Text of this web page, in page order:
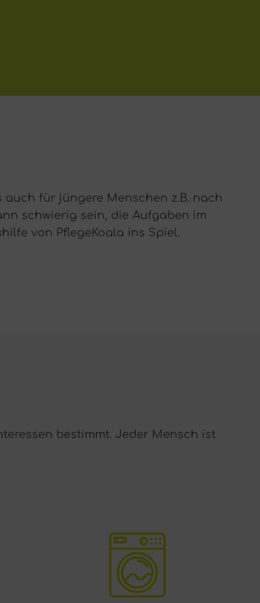
für jüngere Menschen z.B. nach
schwierig sein, die Aufgaben im
von PflegeKoala ins Spiel.
bestimmt. Jeder Mensch ist